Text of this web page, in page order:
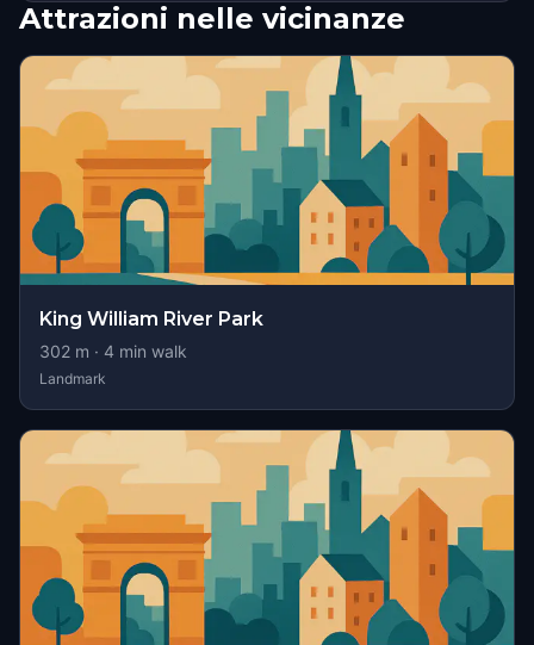
Attrazioni nelle vicinanze
King William River Park
302 m · 4 min walk
Landmark